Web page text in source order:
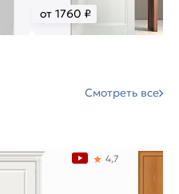
от 1760 ₽
Смотреть все
4,7